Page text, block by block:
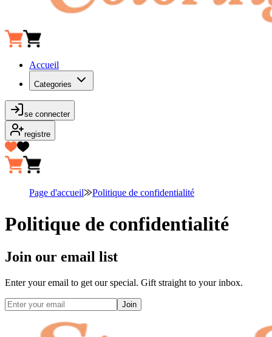
Accueil
Categories
se connecter
registre
Page d'accueil⨠Politique de confidentialité
Politique de confidentialité
Join our email list
Enter your email to get our special. Gift straight to your inbox.
Join